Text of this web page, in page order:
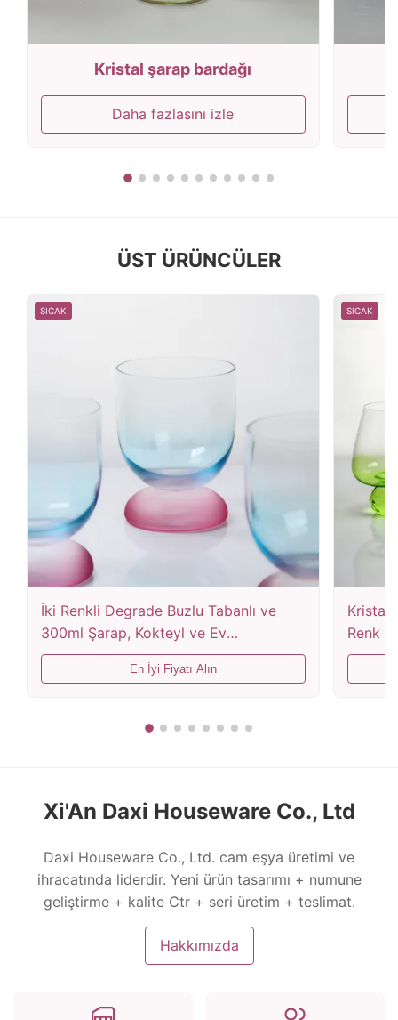
Kristal şarap bardağı
Daha fazlasını izle
ÜST ÜRÜNCÜLER
SICAK
İki Renkli Degrade Buzlu Tabanlı ve
300ml Şarap, Kokteyl ve Ev
Dekorasyonu İçin Üfleme Kristal Şarap
Kadehi
En İyi Fiyatı Alın
SICAK
Kristal
Renk
ve
Xi'An Daxi Houseware Co., Ltd
Daxi Houseware Co., Ltd. cam eşya üretimi ve
ihracatında liderdir. Yeni ürün tasarımı + numune
geliştirme + kalite Ctr + seri üretim + teslimat.
Hakkımızda